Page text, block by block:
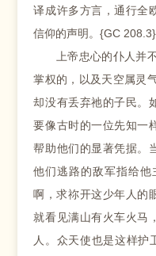
译成许多方言，通行全
信仰的声明。{GC 208.3}
上帝忠心的仆人并不
掌权的，以及天空属灵
却没有丢弃祂的子民。
要像古时的一位先知一
帮助他们的显著凭据。
他们逃路的敌军指给他
啊，求祢开这少年人的
就看见满山有火车火马
人。众天使也是这样护